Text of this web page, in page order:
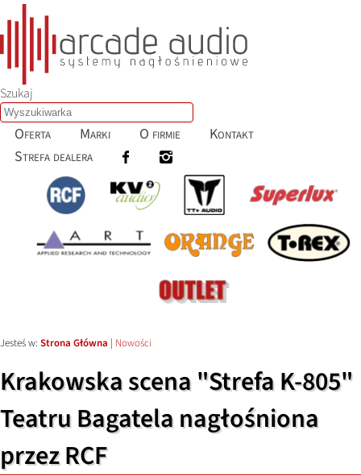
Szukaj
Oferta Marki O firmie
Kontakt
Strefa dealera
Jesteś w: Strona Główna | Nowości
Krakowska scena "Strefa K-805"
Teatru Bagatela nagłośniona
przez RCF